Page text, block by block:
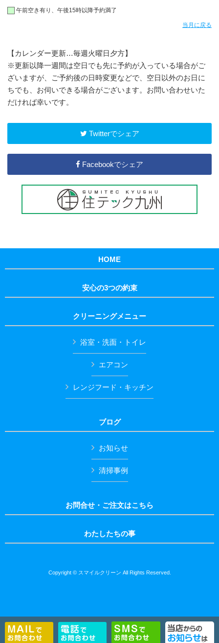
午前空き有り、午後15時以降予約満了
当月に戻る
【カレンダー更新…毎週火曜日夕方】
※更新以降一週間は空日でも先に予約が入っている場合がご
ざいますが、ご予約後の日時変更などで、空日以外のお日に
ちでも、お伺いできる場合がございます。お問い合わせいた
だければ幸いです。
Twitterでシェア
Facebookでシェア
HOME
安心の3つの約束
クリーニングメニュー
浴室・洗面・トイレ
エアコン
レンジフード・キッチン
ブログ
お知らせ
清掃事例
お問合せ・ご注文はこちら
わたしたちの事
Copyright © スマイルクリーン All Rights Reserved.